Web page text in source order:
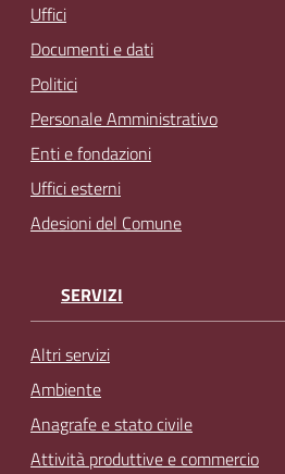
Uffici
Documenti e dati
Politici
Personale Amministrativo
Enti e fondazioni
Uffici esterni
Adesioni del Comune
SERVIZI
Altri servizi
Ambiente
Anagrafe e stato civile
Attività produttive e commercio